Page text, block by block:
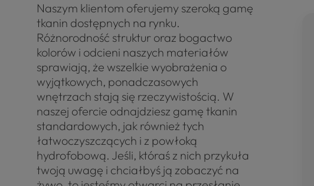
Naszym klientom oferujemy szeroką gamę
tkanin dostępnych na rynku.
Różnorodność struktur oraz bogactwo
kolorów i odcieni naszych materiałów
sprawiają, że wszelkie wyobrażenia o
wyjątkowych, ponadczasowych
wnętrzach stają się rzeczywistością. W
naszej ofercie odnajdziesz gamę tkanin
standardowych, jak również tych
łatwoczyszczących i z powłoką
hydrofobową. Jeśli, któraś z nich przykuła
twoją uwagę i chciałbyś ją zobaczyć na